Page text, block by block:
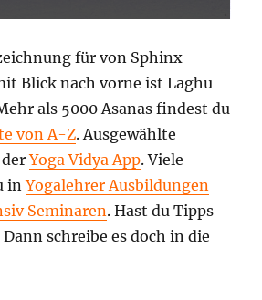
für von Sphinx
Blick nach vorne ist Laghu
als 5000 Asanas findest du
von A-Z. Ausgewählte
derYoga Vidya App. Viele
inYogalehrer Ausbildungen
Seminaren. Hast du Tipps
schreibe es doch in die